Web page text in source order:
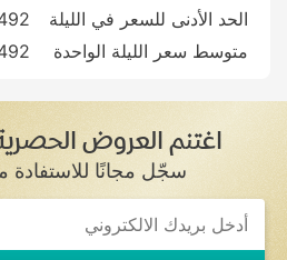
الحد الأدنى للسعر في الليلة
$
متوسط سعر الليلة الواحدة
$
اغتنم العروض
سجّل مجانًا
If
you